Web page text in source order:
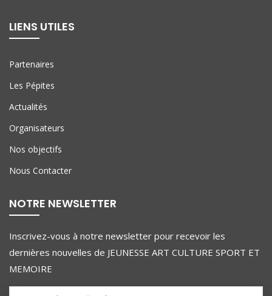
LIENS UTILES
Partenaires
Les Pépites
Actualités
Organisateurs
Nos objectifs
Nous Contacter
NOTRE NEWSLETTER
Inscrivez-vous à notre newsletter pour recevoir les
dernières nouvelles de JEUNESSE ART CULTURE SPORT ET
MEMOIRE